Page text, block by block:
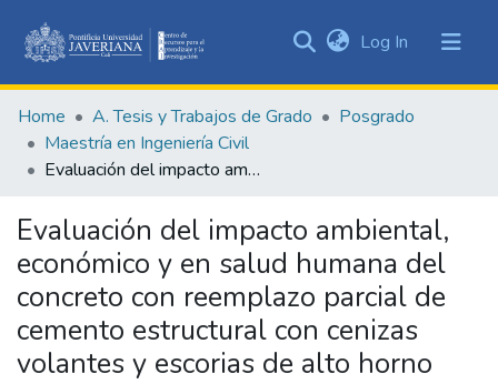
&
Collections
Statistics
Log In (current)
Home A. Tesis y Trabajos de Grado
Posgrado
Maestría en Ingeniería Civil
Evaluación del impacto ambiental, económico y en salud humana del concreto con reemplazo parcial de cemento estructural con cenizas volantes y escorias de alto horno
Evaluación del impacto ambiental,
económico y en salud humana del
concreto con reemplazo parcial de
cemento estructural con cenizas
volantes y escorias de alto horno